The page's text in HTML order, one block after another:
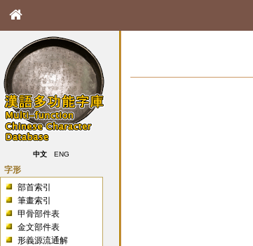
中文 ENG
字形
部首索引
筆畫索引
甲骨部件表
金文部件表
形義源流通解